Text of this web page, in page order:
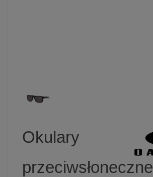
Okulary
przeciwsłoneczne